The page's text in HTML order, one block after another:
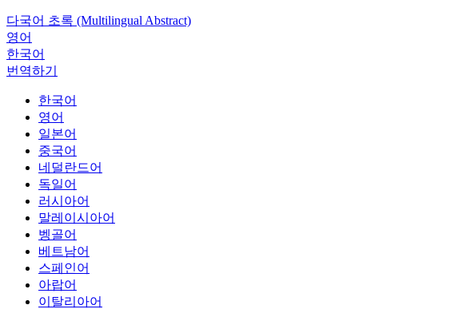
다국어 초록 (Multilingual Abstract)
영어
한국어
번역하기
한국어
영어
일본어
중국어
네덜란드어
독일어
러시아어
말레이시아어
벵골어
베트남어
스페인어
아랍어
이탈리아어